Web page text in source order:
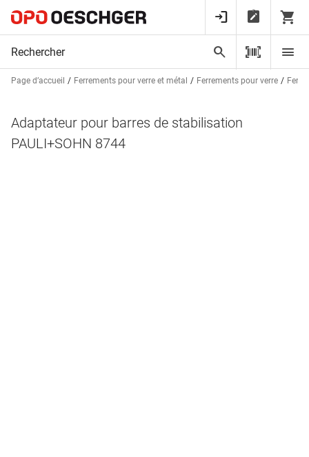
Page d’accueil Ferrements pour verre et métal Ferrements pour verre
Adaptateur pour barres de stabilisation
PAULI+SOHN 8744